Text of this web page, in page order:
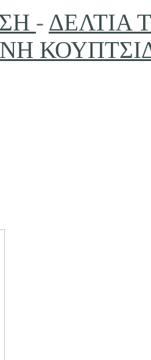
- ΔΕΛΤΙΑ